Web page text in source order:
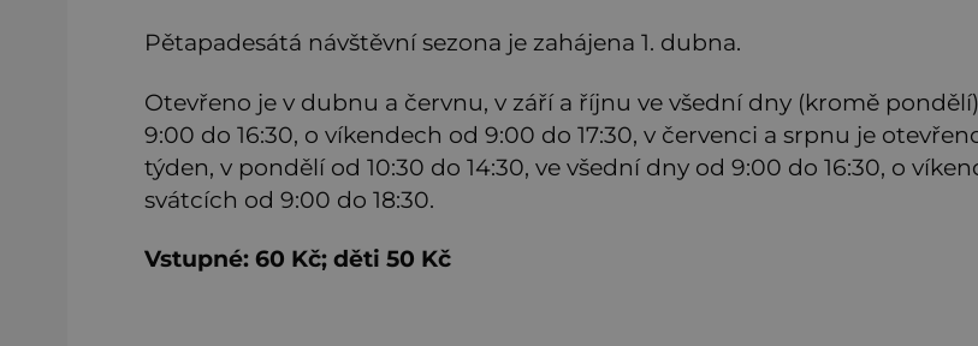
Pětapadesátá návštěvní sezona je zahájena 1. dubna.
Otevřeno je v dubnu a červnu, v září a říjnu ve všední dny (kromě
9:00 do 16:30, o víkendech od 9:00 do 17:30, v červenci a srpnu je
týden, v pondělí od 10:30 do 14:30, ve všední dny od 9:00 do 16:30, o
svátcích od 9:00 do 18:30.
Vstupné: 60 Kč; děti 50 Kč